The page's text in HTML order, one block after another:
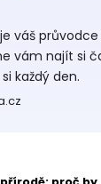
je váš
vám najít si
každý den.